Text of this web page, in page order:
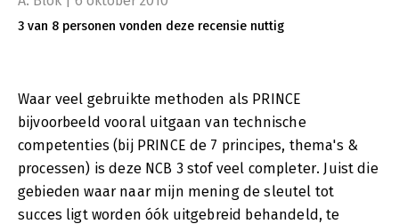
3 van 8 personen vonden deze recensie nuttig
Waar veel gebruikte methoden als PRINCE
bijvoorbeeld vooral uitgaan van technische
competenties (bij PRINCE de 7 principes, thema's &
processen) is deze NCB 3 stof veel completer. Juist die
gebieden waar naar mijn mening de sleutel tot
succes ligt worden óók uitgebreid behandeld, te